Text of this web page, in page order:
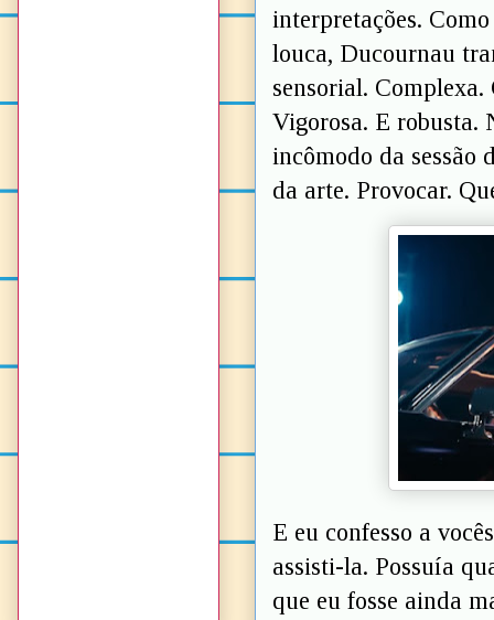
interpretações.
louca, Ducournau
sensorial.
Vigorosa. E robusta.
incômodo da sessão
da arte. Provocar.
E eu confesso a
assisti-la. Possuía
que eu fosse ainda